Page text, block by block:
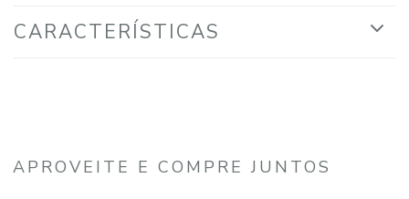
CARACTERÍSTICAS
APROVEITE E COMPRE JUNTOS